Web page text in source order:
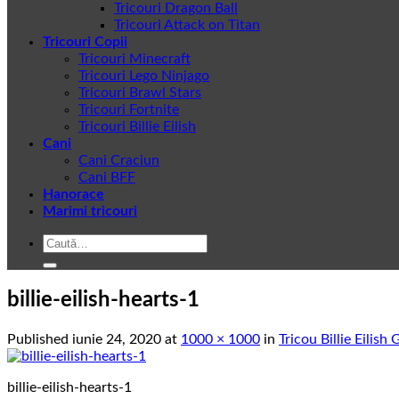
Tricouri Dragon Ball
Tricouri Attack on Titan
Tricouri Copii
Tricouri Minecraft
Tricouri Lego Ninjago
Tricouri Brawl Stars
Tricouri Fortnite
Tricouri Billie Eilish
Cani
Cani Craciun
Cani BFF
Hanorace
Marimi tricouri
Caută
billie-eilish-hearts-1
Published iunie 24, 2020 at 1000 × 1000 in Tricou Billie Eilish
billie-eilish-hearts-1